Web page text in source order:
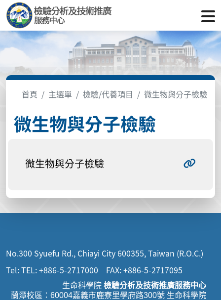
首頁 主選單 檢驗/代養項目 微生物與分子檢驗
微生物與分子檢驗
微生物與分子檢驗
No.300 Syuefu Rd., Chiayi City 600355, Taiwan (R.O.C.)
Tel: TEL: +886-5-2717000 FAX: +886-5-2717095
生命科學院 檢驗分析及技術推廣服務中心
蘭潭校區：60004嘉義市鹿寮里學府路300號 生命科學院